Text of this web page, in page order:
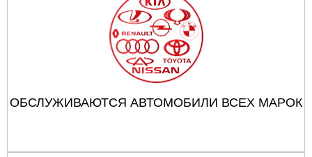
ОБСЛУЖИВАЮТСЯ АВТОМОБИЛИ ВСЕХ МАРОК